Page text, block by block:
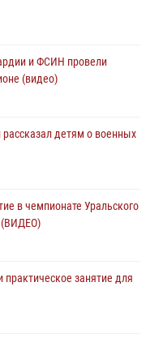
смыслов»
армии Виктор Золотов
тыла с профессиональным
мастерство на Ямале
занятие для
и ФСИН провели
(видео)
детям о военных
в чемпионате Уральского
(ВИДЕО)
занятие для